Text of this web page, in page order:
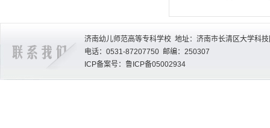
济南幼儿师范高等专科学校 地址：济南市长清区大学科
电话：0531-87207750 邮编：250307
ICP备案号：鲁ICP备05002934